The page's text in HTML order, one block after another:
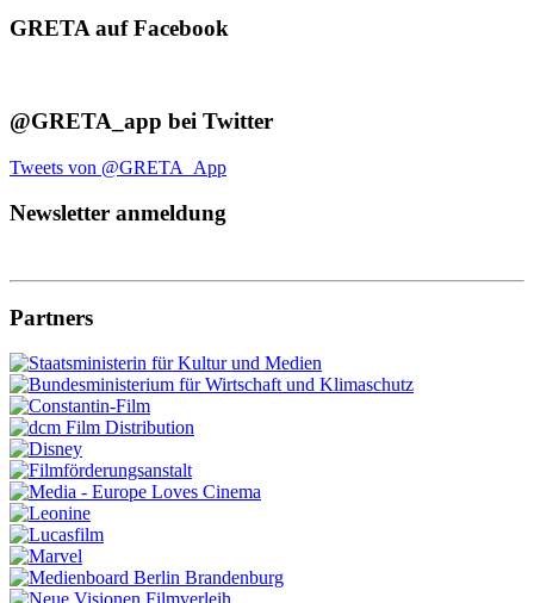
GRETA auf Facebook
@GRETA_app bei Twitter
Tweets von @GRETA_App
Newsletter anmeldung
Partners